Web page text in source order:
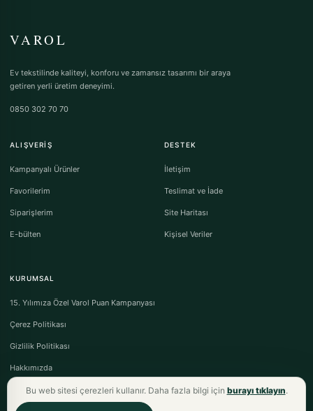
VAROL
Ev tekstilinde kaliteyi, konforu ve zamansız tasarımı bir araya
getiren yerli üretim deneyimi.
0850 302 70 70
ALIŞVERIŞ
Kampanyalı Ürünler
Favorilerim
Siparişlerim
E-bülten
DESTEK
İletişim
Teslimat ve İade
Site Haritası
Kişisel Veriler
KURUMSAL
15. Yılımıza Özel Varol Puan Kampanyası
Çerez Politikası
Gizlilik Politikası
Hakkımızda
Bu web sitesi çerezleri kullanır. Daha fazla bilgi için burayı tıklayın.